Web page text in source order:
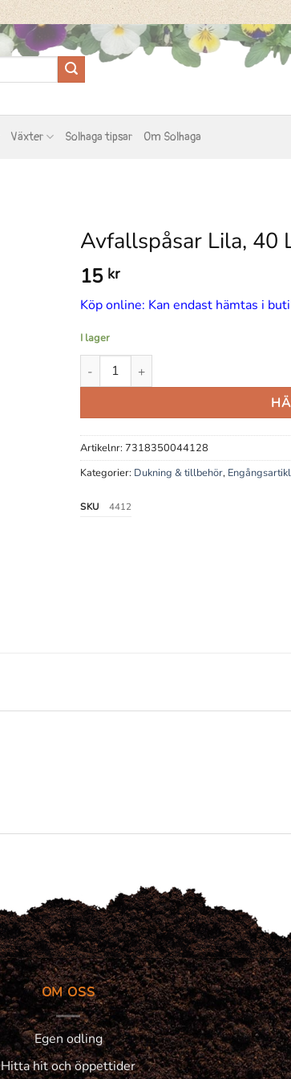
Växter Solhaga tipsar Om Solhaga
Avfallspåsar Lila, 40
15 kr
Köp online: Kan endast hämtas i
I lager
Avfallspåsar Lila, 40 L 15-Pack mängd
Artikelnr: 7318350044128
Kategorier: Dukning & tillbehör,
SKU 4412
OM OSS
Egen odling
Hitta hit och öppettider